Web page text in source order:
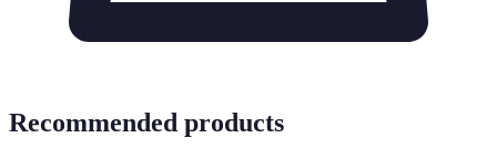
Recommended products